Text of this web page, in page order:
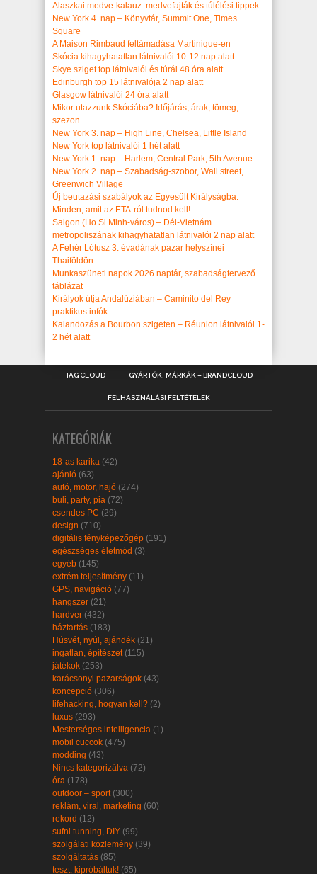
Alaszkai medve-kalauz: medvefajták és túlélési tippek
New York 4. nap – Könyvtár, Summit One, Times
Square
A Maison Rimbaud feltámadása Martinique-en
Skócia kihagyhatatlan látnivalói 10-12 nap alatt
Skye sziget top látnivalói és túrái 48 óra alatt
Edinburgh top 15 látnivalója 2 nap alatt
Glasgow látnivalói 24 óra alatt
Mikor utazzunk Skóciába? Időjárás, árak, tömeg,
szezon
New York 3. nap – High Line, Chelsea, Little Island
New York top látnivalói 1 hét alatt
New York 1. nap – Harlem, Central Park, 5th Avenue
New York 2. nap – Szabadság-szobor, Wall street,
Greenwich Village
Új beutazási szabályok az Egyesült Királyságba:
Minden, amit az ETA-ról tudnod kell!
Saigon (Ho Si Minh-város) – Dél-Vietnám
metropoliszának kihagyhatatlan látnivalói 2 nap alatt
A Fehér Lótusz 3. évadának pazar helyszínei
Thaiföldön
Munkaszüneti napok 2026 naptár, szabadságtervező
táblázat
Királyok útja Andalúziában – Caminito del Rey
praktikus infók
Kalandozás a Bourbon szigeten – Réunion látnivalói 1-
2 hét alatt
TAG CLOUD GYÁRTÓK, MÁRKÁK – BRANDCLOUD
FELHASZNÁLÁSI FELTÉTELEK
KATEGÓRIÁK
18-as karika (42)
ajánló (63)
autó, motor, hajó (274)
buli, party, pia (72)
csendes PC (29)
design (710)
digitális fényképezőgép (191)
egészséges életmód (3)
egyéb (145)
extrém teljesítmény (11)
GPS, navigáció (77)
hangszer (21)
hardver (432)
háztartás (183)
Húsvét, nyúl, ajándék (21)
ingatlan, építészet(115)
játékok (253)
karácsonyi pazarságok (43)
koncepció (306)
lifehacking, hogyan kell? (2)
luxus (293)
Mesterséges intelligencia (1)
mobil cuccok (475)
modding (43)
Nincs kategorizálva (72)
óra (178)
outdoor – sport(300)
reklám, viral, marketing (60)
rekord (12)
sufni tunning, DIY (99)
szolgálati közlemény (39)
szolgáltatás (85)
teszt, kipróbáltuk! (65)